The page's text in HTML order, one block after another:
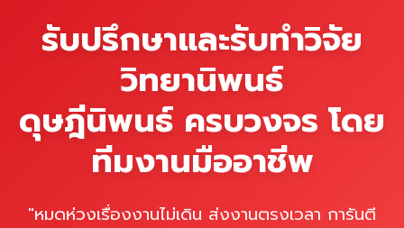
รับปรึกษาและรับทำวิจัย
วิทยานิพนธ์
ดุษฎีนิพนธ์ ครบวงจร โดย
ทีมงานมืออาชีพ
"หมดห่วงเรื่องงานไม่เดิน ส่งงานตรงเวลา การันตี